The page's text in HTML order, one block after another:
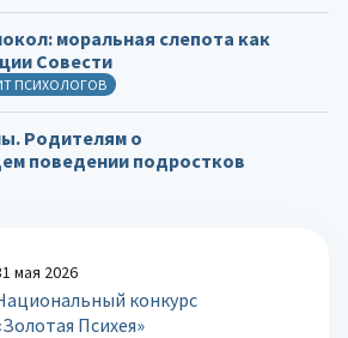
мая 2026
конкурс
Психея»
моральная слепота как
Совести
ПСИХОЛОГОВ
Родителям о
поведении подростков